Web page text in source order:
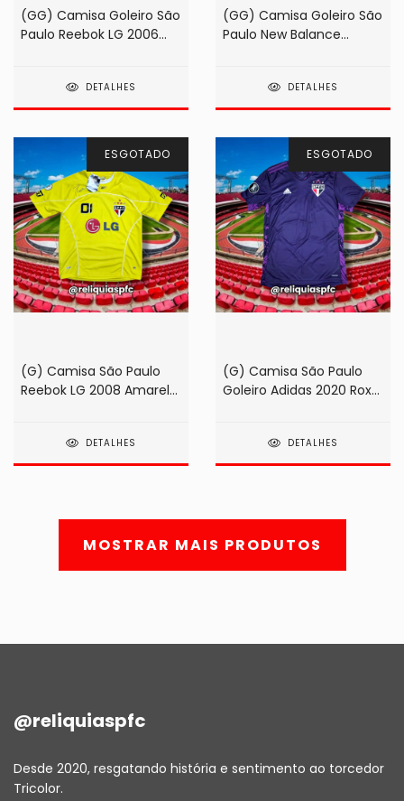
(GG) Camisa Goleiro São
Paulo Reebok LG 2006
DETALHES
(GG) Camisa Goleiro São
Paulo New Balance
DETALHES
ESGOTADO
(G) Camisa São Paulo
Reebok LG 2008 Amarela
DETALHES
ESGOTADO
(G) Camisa São Paulo
Goleiro Adidas 2020 Roxa
DETALHES
MOSTRAR MAIS PRODUTOS
@reliquiaspfc
Desde 2020, resgatando história e sentimento ao torcedor
Tricolor.